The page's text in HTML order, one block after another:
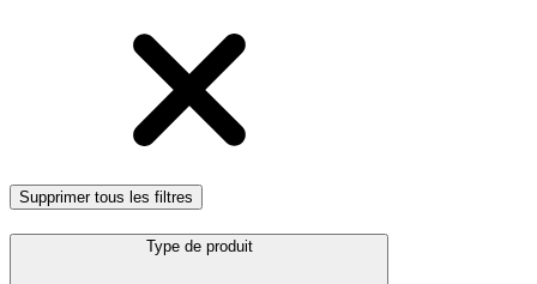
Supprimer tous les filtres
Type de produit